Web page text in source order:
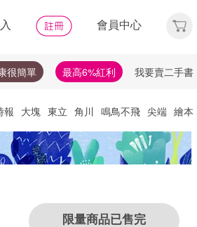
會員中心
很簡單 最高6%紅利 我要賣二手書
報 大塊 東立 角川 鳴鳥不飛 尖端 繪本
布克獎 失智症 失智 文學獎 比爾蓋茲
限量商品已售完